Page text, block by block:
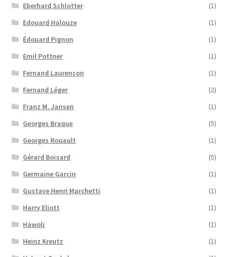
Eberhard Schlotter
(1)
Edouard Halouze
(1)
Édouard Pignon
(1)
Emil Pottner
(1)
Fernand Laurençon
(1)
Fernand Léger
(2)
Franz M. Jansen
(1)
Georges Braque
(5)
Georges Rouault
(1)
Gérard Boisard
(5)
Germaine Garcin
(1)
Gustave Henri Marchetti
(1)
Harry Eliott
(1)
Hawoli
(1)
Heinz Kreutz
(1)